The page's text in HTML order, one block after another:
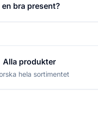
bra present?
Alla produkter
hela sortimentet